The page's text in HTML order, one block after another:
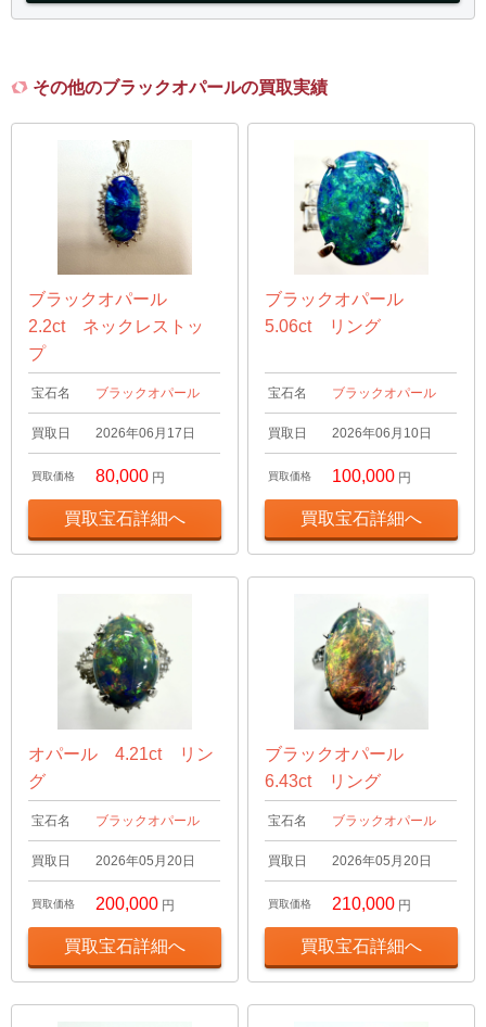
その他のブラックオパールの買取実績
ブラックオパール
2.2ct ネックレストッ
プ
宝石名 ブラックオパール
買取日 2026年06月17日
買取価格 80,000 円
買取宝石詳細へ
ブラックオパール
5.06ct リング
宝石名 ブラックオパール
買取日 2026年06月10日
買取価格 100,000 円
買取宝石詳細へ
オパール 4.21ct リン
グ
宝石名 ブラックオパール
買取日 2026年05月20日
買取価格 200,000 円
買取宝石詳細へ
ブラックオパール
6.43ct リング
宝石名 ブラックオパール
買取日 2026年05月20日
買取価格 210,000 円
買取宝石詳細へ